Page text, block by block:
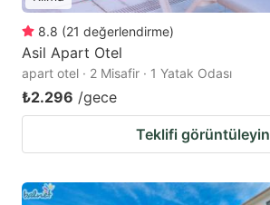
8.8 (21 değerlendirme)
Asil Apart Otel
apart otel · 2 Misafir · 1 Yatak Odası
₺2.296 /gece
Teklifi görüntüleyin